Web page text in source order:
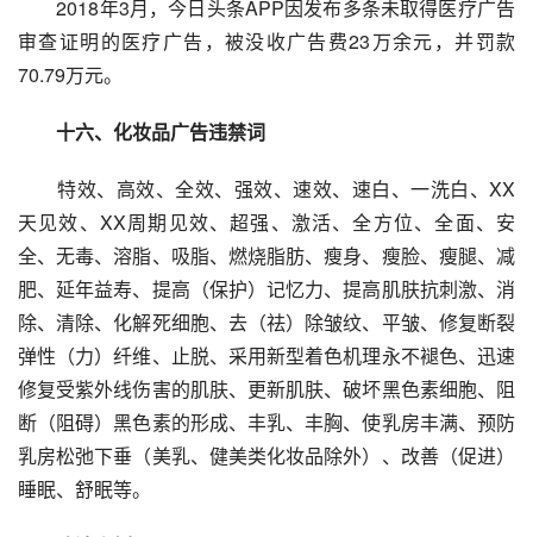
2018年3月，今日头条APP因发布多条未取得医疗广告
审查证明的医疗广告，被没收广告费23万余元，并罚款
70.79万元。
十六、化妆品广告违禁词
特效、高效、全效、强效、速效、速白、一洗白、XX
天见效、XX周期见效、超强、激活、全方位、全面、安
全、无毒、溶脂、吸脂、燃烧脂肪、瘦身、瘦脸、瘦腿、减
肥、延年益寿、提高（保护）记忆力、提高肌肤抗刺激、消
除、清除、化解死细胞、去（祛）除皱纹、平皱、修复断裂
弹性（力）纤维、止脱、采用新型着色机理永不褪色、迅速
修复受紫外线伤害的肌肤、更新肌肤、破坏黑色素细胞、阻
断（阻碍）黑色素的形成、丰乳、丰胸、使乳房丰满、预防
乳房松弛下垂（美乳、健美类化妆品除外）、改善（促进）
睡眠、舒眠等。